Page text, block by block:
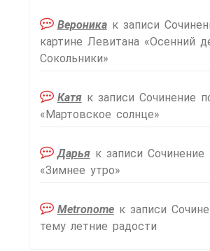
Вероникак записи
картине Левитана «Осенний
Сокольники»
Катяк записи Сочинение
«Мартовское солнце»
Дарьяк записи Сочинение
«Зимнее утро»
Metronomeк записи
тему летние радости